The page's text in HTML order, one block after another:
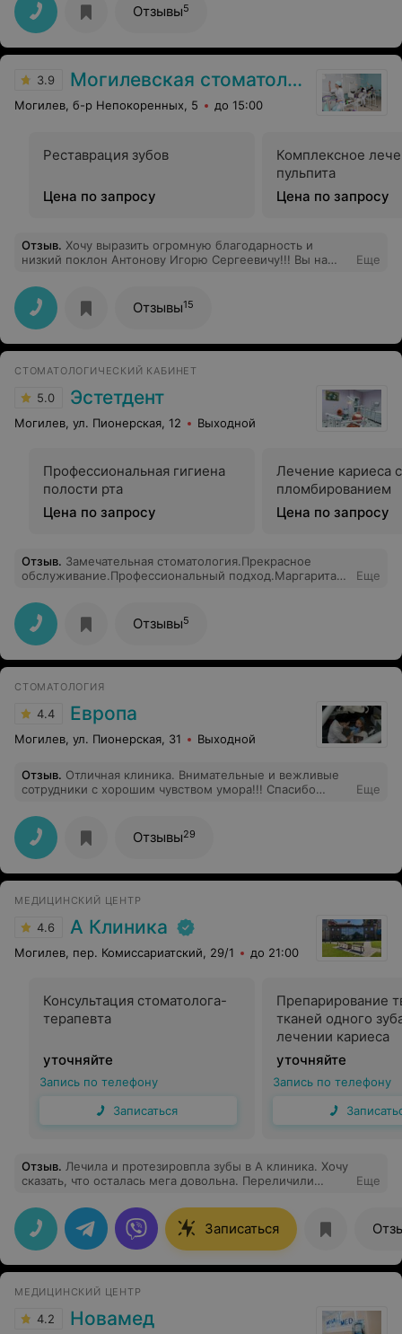
Отзывы5
3.9 Могилевская стоматологическая поликлиника
Могилев, б-р Непокоренных, 5 до 15:00
Реставрация зубов
Цена по запросу
Комплексное
пульпита
Цена по запросу
Отзыв. Хочу выразить огромную благодарность и
низкий поклон Антонову Игорю Сергеевичу!!! Вы на
Еще
Отзывы15
СТОМАТОЛОГИЧЕСКИЙ КАБИНЕТ
5.0 Эстетдент
Могилев, ул. Пионерская, 12 Выходной
Профессиональная гигиена
полости рта
Цена по запросу
Лечение кариеса с
пломбированием
Цена по запросу
Отзыв. Замечательная стоматология.Прекрасное
обслуживание.Профессиональный подход.Маргарита
материалы и индивидуальный подход к каждому
клиенту.Цены доступные Я очень довольна ,теперь
всем советую.Здоровья вам и успехов во всех
начинаниях.)))Спасибо вам огромное за ваш труд.)))
Еще
Отзывы5
СТОМАТОЛОГИЯ
4.4 Европа
Могилев, ул. Пионерская, 31 Выходной
Отзыв. Отличная клиника. Внимательные и вежливые
сотрудники с хорошим чувством умора!!! Спасибо
терапевтические и ортопедические были решены с
высоким профессионализмом! Теперь только к вам!!!
Еще
Отзывы29
МЕДИЦИНСКИЙ ЦЕНТР
4.6 А Клиника
Могилев, пер. Комиссариатский, 29/1 до 21:00
Консультация стоматолога-
терапевта
уточняйте
Запись по телефону
Записаться
Препарирование
тканей одного
лечении кариеса
уточняйте
Запись по телефону
Отзыв. Лечила и протезировпла зубы в А клиника. Хочу
сказать, что осталась мега довольна. Переличили
сделал коронки которые не отличить от своих зубов.
Девочки администраторы вежливые,
доброжелательные. Одним словом профессионалы!!!!
Еще
Записаться
МЕДИЦИНСКИЙ ЦЕНТР
4.2 Новамед